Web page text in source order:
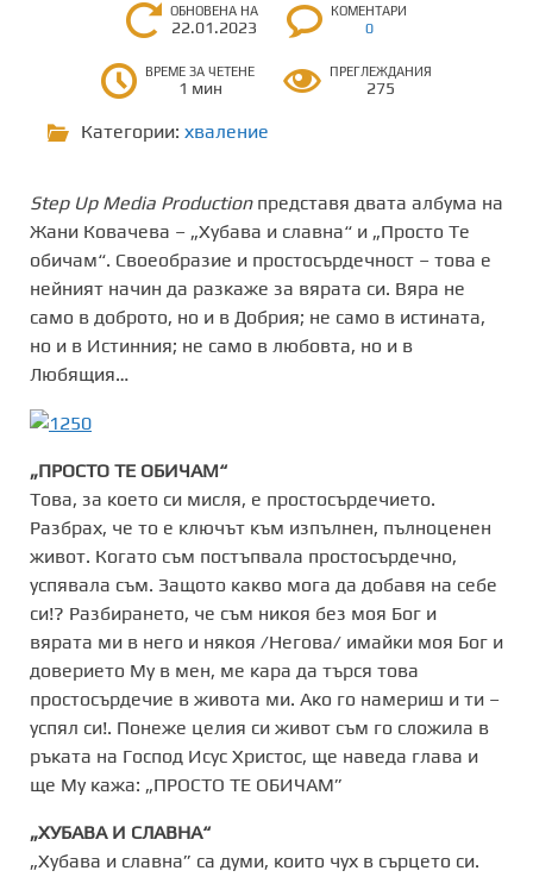
ОБНОВЕНА НА
22.01.2023
КОМЕНТАРИ
0
ВРЕМЕ ЗА ЧЕТЕНЕ
1 мин
ПРЕГЛЕЖДАНИЯ
275
Категории: хваление
Step Up Media Productionпредставя двата албума на
Жани Ковачева – „Хубава и славна“ и „Просто Те
обичам“. Своеобразие и простосърдечност – това е
нейният начин да разкаже за вярата си. Вяра не
само в доброто, но и в Добрия; не само в истината,
но и в Истинния; не само в любовта, но и в
Любящия…
„ПРОСТО ТЕ ОБИЧАМ“
Това, за което си мисля, е простосърдечието.
Разбрах, че то е ключът към изпълнен, пълноценен
живот. Когато съм постъпвала простосърдечно,
успявала съм. Защото какво мога да добавя на себе
си!? Разбирането, че съм никоя без моя Бог и
вярата ми в него и някоя /Негова/ имайки моя Бог и
доверието Му в мен, ме кара да търся това
простосърдечие в живота ми. Ако го намериш и ти –
успял си!. Понеже целия си живот съм го сложила в
ръката на Господ Исус Христос, ще наведа глава и
ще Му кажа: „ПРОСТО ТЕ ОБИЧАМ”
„ХУБАВА И СЛАВНА“
„Хубава и славна” са думи, които чух в сърцето си.